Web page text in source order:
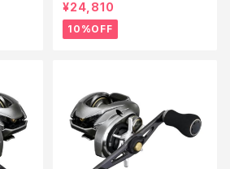
¥24,810
10%OFF